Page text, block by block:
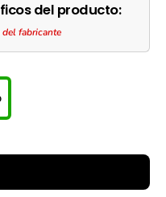
del producto:
del fabricante